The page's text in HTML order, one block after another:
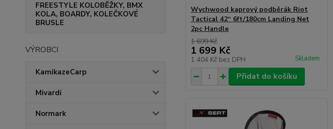
FREESTYLE KOLOBĚŽKY, BMX
KOLA, BOARDY, KOLEČKOVÉ
BRUSLE
VÝROBCI
KamikazeCarp
Mivardi
Normark
Wychwood kaprový podběrák Riot
Tactical 42“ 6ft/180cm Landing Net
2pc Handle
1 699 Kč
1 699 Kč
1 404 Kč bez DPH Skladem
Přidat do košíku